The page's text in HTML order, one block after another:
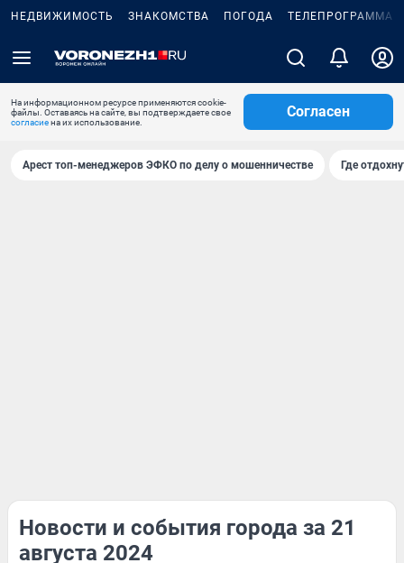
НЕДВИЖИМОСТЬ ЗНАКОМСТВА ПОГОДА ТЕЛЕПРОГРАММА
На информационном ресурсе применяются cookie-
файлы. Оставаясь на сайте, вы подтверждаете свое
согласиена их использование.
Согласен
Арест топ-менеджеров ЭФКО по делу о мошенничестве Где
Новости и события города за 21
августа 2024